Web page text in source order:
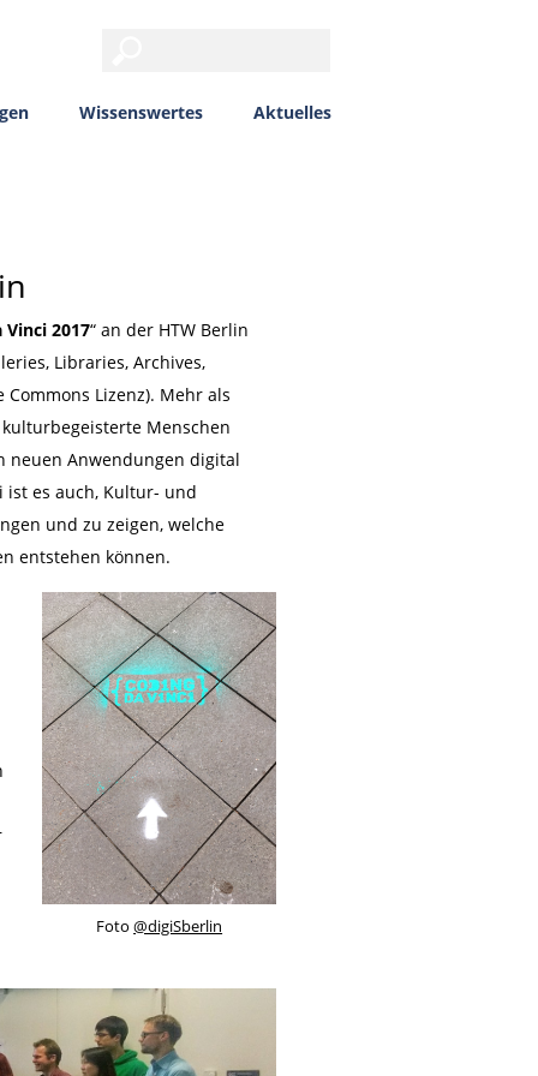
Wissenswertes Aktuelles
2017“ an der HTW Berlin
Libraries, Archives,
Lizenz). Mehr als
Menschen
neuen Anwendungen digital
ist es auch, Kultur- und
und zu zeigen, welche
entstehen können.
Foto@digiSberlin